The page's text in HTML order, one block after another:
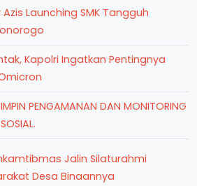
Launching SMK Tangguh
Kapolri Ingatkan Pentingnya
PENGAMANAN DAN MONITORING
Jalin Silaturahmi
Desa Binaannya